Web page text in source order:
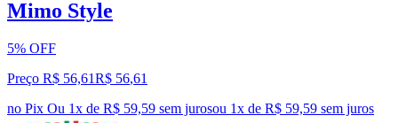
Mimo Style
5% OFF
Preço R$ 56,61R$ 56,61
no Pix Ou 1x de R$ 59,59 sem jurosou 1x de R$ 59,59 sem juros